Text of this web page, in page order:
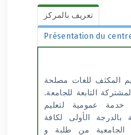
تعريف بالمركز
Présentation du
المكثف للغات مصلحة
التابعة للجامعة.
خدمة عمومية لتعليم
بالدرجة الأولى لكافة
الجامعية من طلبة و